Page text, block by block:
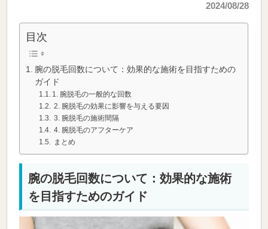
2024/08/28
目次
腕の脱毛回数について：効果的な施術を目指すための
ガイド
1. 腕脱毛の一般的な回数
2. 腕脱毛の効果に影響を与える要因
3. 腕脱毛の施術間隔
4. 腕脱毛のアフターケア
まとめ
腕の脱毛回数について：効果的な施術
を目指すためのガイド